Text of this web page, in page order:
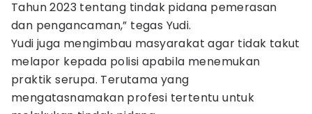
Tahun 2023 tentang tindak pidana pemerasan
dan pengancaman,” tegas Yudi.
Yudi juga mengimbau masyarakat agar tidak takut
melapor kepada polisi apabila menemukan
praktik serupa. Terutama yang
mengatasnamakan profesi tertentu untuk